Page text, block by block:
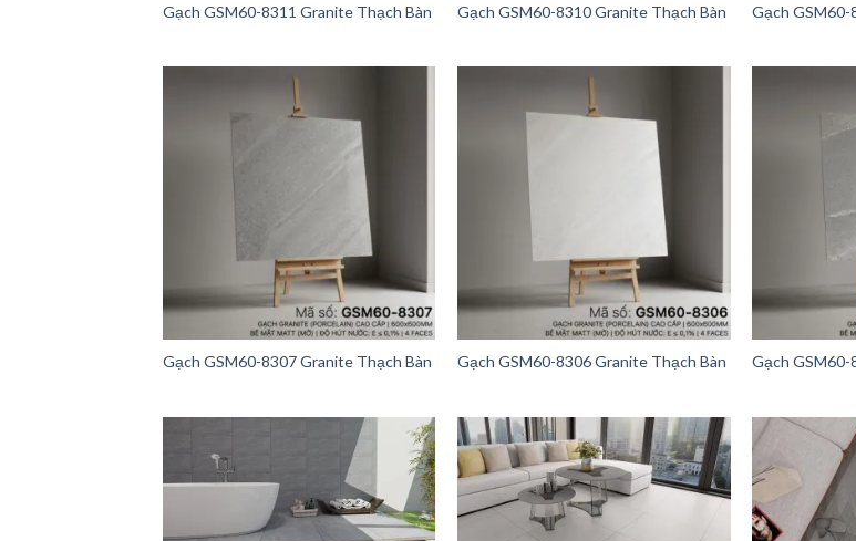
Gạch GSM60-8311 Granite Thạch Bàn Gạch GSM60-8310 Granite Thạch Bàn Gạch
Gạch GSM60-8307 Granite Thạch Bàn Gạch GSM60-8306 Granite Thạch Bàn Gạch